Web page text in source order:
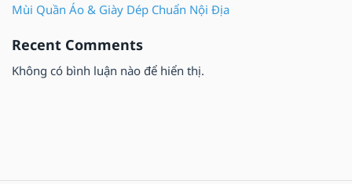
Mùi Quần Áo & Giày Dép Chuẩn Nội Địa
Recent Comments
Không có bình luận nào để hiển thị.